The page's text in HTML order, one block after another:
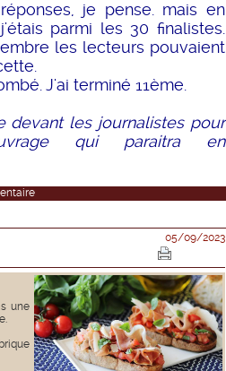
je pense. mais en
parmi les 30 finalistes.
les lecteurs pouvaient
J'ai terminé 11ème.
devant les journalistes pour
qui paraitra en
05/09/2023
une